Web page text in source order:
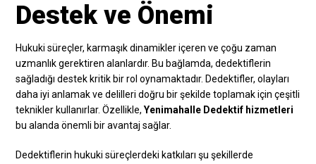
Destek ve Önemi
Hukuki süreçler, karmaşık dinamikler içeren ve çoğu zaman
uzmanlık gerektiren alanlardır. Bu bağlamda, dedektiflerin
sağladığı destek kritik bir rol oynamaktadır. Dedektifler, olayları
daha iyi anlamak ve delilleri doğru bir şekilde toplamak için çeşitli
teknikler kullanırlar. Özellikle,Yenimahalle Dedektif hizmetleri
bu alanda önemli bir avantaj sağlar.
Dedektiflerin hukuki süreçlerdeki katkıları şu şekillerde